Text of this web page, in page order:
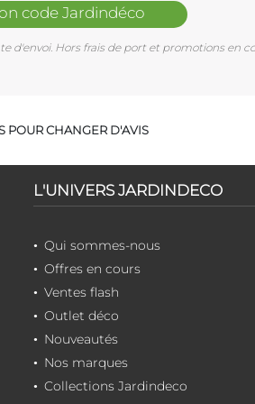
code Jardindéco
d'envoi. Hors frais de port et promotions en
POUR CHANGER D'AVIS
L'UNIVERS JARDINDECO
Qui sommes-nous
Offres en cours
Ventes flash
Outlet déco
Nouveautés
Nos marques
Collections Jardindeco